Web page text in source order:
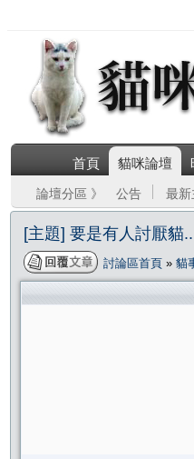
首頁 貓咪論壇
論壇分區 》 公告 最新
[主題] 要是有人討厭貓
討論區首頁 » 貓